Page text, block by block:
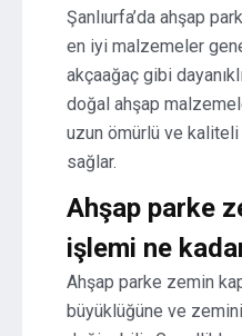
Şanlıurfa’da ahşap
en iyi malzemeler
akçaağaç gibi
doğal ahşap
uzun ömürlü ve
sağlar.
Ahşap parke
işlemi ne
Ahşap parke zemin
büyüklüğüne ve